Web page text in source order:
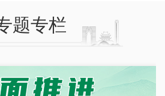
题专栏